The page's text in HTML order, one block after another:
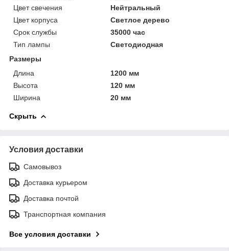
Цвет свечения
Нейтральный
Цвет корпуса
Светлое дерево
Срок службы
35000 час
Тип лампы
Светодиодная
Размеры
Длина
1200 мм
Высота
120 мм
Ширина
20 мм
Скрыть
Условия доставки
Самовывоз
Доставка курьером
Доставка почтой
Транспортная компания
Все условия доставки